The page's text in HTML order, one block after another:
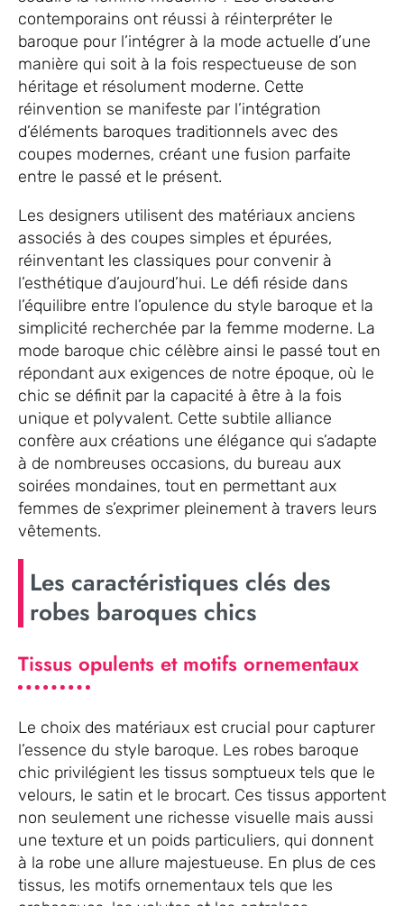
contemporains ont réussi à réinterpréter le
baroque pour l’intégrer à la mode actuelle d’une
manière qui soit à la fois respectueuse de son
héritage et résolument moderne. Cette
réinvention se manifeste par l’intégration
d’éléments baroques traditionnels avec des
coupes modernes, créant une fusion parfaite
entre le passé et le présent.
Les designers utilisent des matériaux anciens
associés à des coupes simples et épurées,
réinventant les classiques pour convenir à
l’esthétique d’aujourd’hui. Le défi réside dans
l’équilibre entre l’opulence du style baroque et la
simplicité recherchée par la femme moderne. La
mode baroque chic célèbre ainsi le passé tout en
répondant aux exigences de notre époque, où le
chic se définit par la capacité à être à la fois
unique et polyvalent. Cette subtile alliance
confère aux créations une élégance qui s’adapte
à de nombreuses occasions, du bureau aux
soirées mondaines, tout en permettant aux
femmes de s’exprimer pleinement à travers leurs
vêtements.
Les caractéristiques clés des
robes baroques chics
Tissus opulents et motifs ornementaux
Le choix des matériaux est crucial pour capturer
l’essence du style baroque. Les robes baroque
chic privilégient les tissus somptueux tels que le
velours, le satin et le brocart. Ces tissus apportent
non seulement une richesse visuelle mais aussi
une texture et un poids particuliers, qui donnent
à la robe une allure majestueuse. En plus de ces
tissus, les motifs ornementaux tels que les